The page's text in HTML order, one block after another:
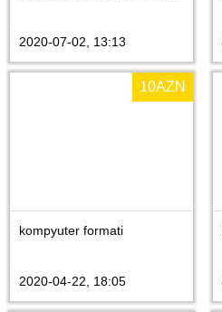
2020-07-02, 13:13
10AZN
kompyuter formati
2020-04-22, 18:05